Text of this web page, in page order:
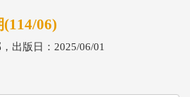
06)
，出版日：2025/06/01